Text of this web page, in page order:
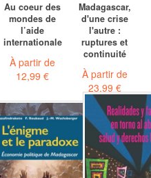
Au coeur des
mondes de
l’aide
internationale
À partir de
12,99 €
Madagascar,
d'une crise
l'autre :
ruptures et
continuité
À partir de
23,99 €